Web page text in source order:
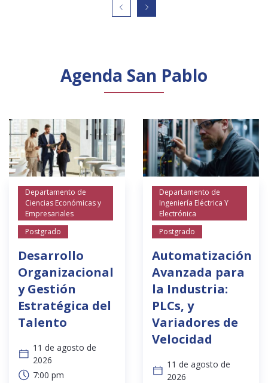
Agenda San Pablo
Departamento de
Ciencias Económicas y
Empresariales
Postgrado
Desarrollo
Organizacional
y Gestión
Estratégica del
Talento
11 de agosto de
2026
7:00 pm
Departamento de
Ingeniería Eléctrica Y
Electrónica
Postgrado
Automatización
Avanzada para
la Industria:
PLCs, y
Variadores de
Velocidad
11 de agosto de
2026